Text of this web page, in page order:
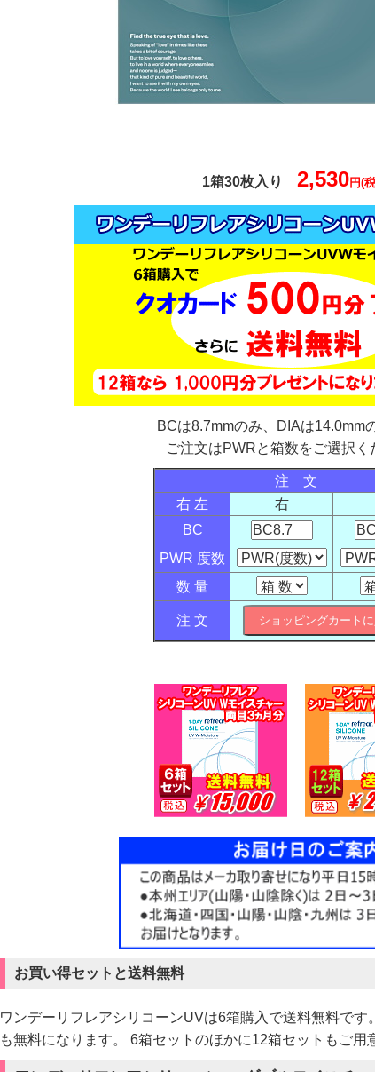
1箱30枚入り 2,530円(
BCは8.7mmのみ、DIAは14.0mm
ご注文はPWRと箱数をご選択く
注 文
右 左
右
BC
PWR 度数
数 量
注 文
お買い得セットと送料無料
ワンデーリフレアシリコーンUVは6箱購入で送料無料で
も無料になります。 6箱セットのほかに12箱セットもご用